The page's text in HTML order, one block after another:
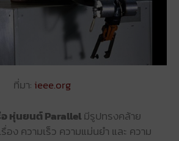
ที่มา: ieee.org
หุ่นยนต์ Parallelมีรูปทรงคล้าย
อง ความเร็ว ความแม่นยำ และ ความ